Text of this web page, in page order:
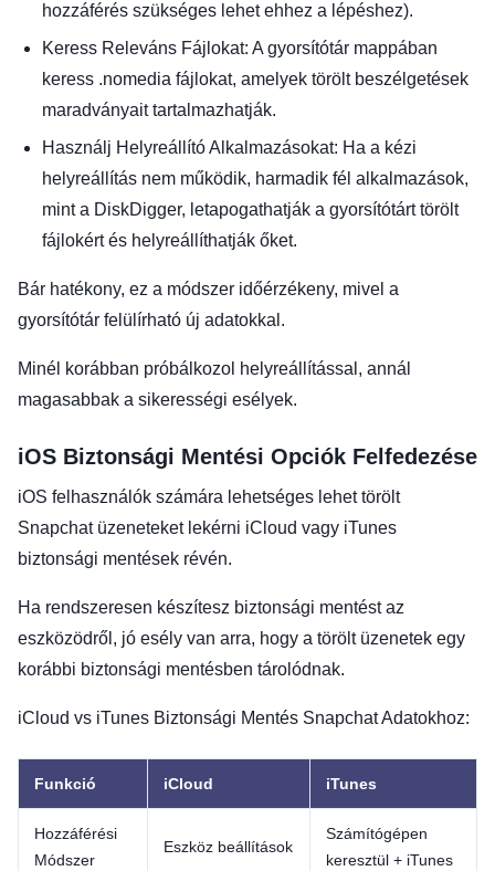
hozzáférés szükséges lehet ehhez a lépéshez).
Keress Releváns Fájlokat: A gyorsítótár mappában
keress .nomedia fájlokat, amelyek törölt beszélgetések
maradványait tartalmazhatják.
Használj Helyreállító Alkalmazásokat: Ha a kézi
helyreállítás nem működik, harmadik fél alkalmazások,
mint a DiskDigger, letapogathatják a gyorsítótárt törölt
fájlokért és helyreállíthatják őket.
Bár hatékony, ez a módszer időérzékeny, mivel a
gyorsítótár felülírható új adatokkal.
Minél korábban próbálkozol helyreállítással, annál
magasabbak a sikerességi esélyek.
iOS Biztonsági Mentési Opciók Felfedezése
iOS felhasználók számára lehetséges lehet törölt
Snapchat üzeneteket lekérni iCloud vagy iTunes
biztonsági mentések révén.
Ha rendszeresen készítesz biztonsági mentést az
eszközödről, jó esély van arra, hogy a törölt üzenetek egy
korábbi biztonsági mentésben tárolódnak.
iCloud vs iTunes Biztonsági Mentés Snapchat Adatokhoz:
Funkció iCloud iTunes
Hozzáférési
Módszer
Eszköz beállítások
Számítógépen
keresztül + iTunes